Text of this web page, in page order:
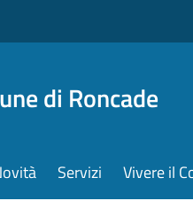
di Roncade
Servizi Vivere il